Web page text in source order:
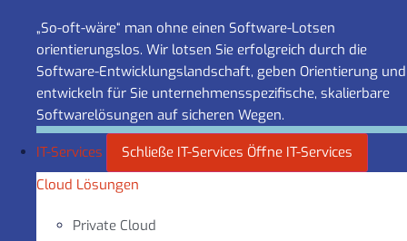
„So-oft-wäre“ man ohne einen Software-Lotsen
orientierungslos. Wir lotsen Sie erfolgreich durch die
Software-Entwicklungslandschaft, geben Orientierung und
entwickeln für Sie unternehmensspezifische, skalierbare
Softwarelösungen auf sicheren Wegen.
IT-Services Schließe IT-Services Öffne IT-Services
Cloud Lösungen
Private Cloud